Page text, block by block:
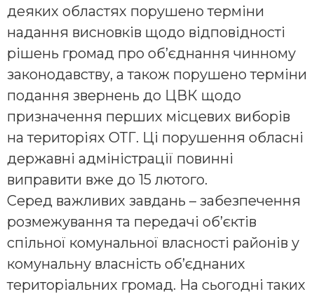
деяких областях порушено терміни
надання висновків щодо відповідності
рішень громад про об’єднання чинному
законодавству, а також порушено терміни
подання звернень до ЦВК щодо
призначення перших місцевих виборів
на територіях ОТГ. Ці порушення обласні
державні адміністрації повинні
виправити вже до 15 лютого.
Серед важливих завдань – забезпечення
розмежування та передачі об’єктів
спільної комунальної власності районів у
комунальну власність об’єднаних
територіальних громад. На сьогодні таких